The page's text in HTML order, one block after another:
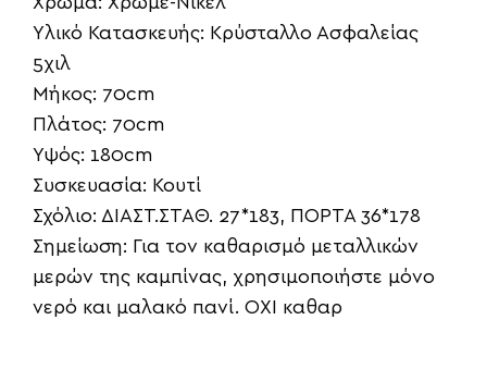
Υλικό Κατασκευής: Κρύσταλλο Ασφαλείας
5χιλ
Μήκος: 70cm
Πλάτος: 70cm
Υψός: 180cm
Συσκευασία: Κουτί
Σχόλιο: ΔΙΑΣΤ.ΣΤΑΘ. 27*183, ΠΟΡΤΑ 36*178
Σημείωση: Για τον καθαρισμό μεταλλικών
μερών της καμπίνας, χρησιμοποιήστε μόνο
νερό και μαλακό πανί. ΟΧΙ καθαρ